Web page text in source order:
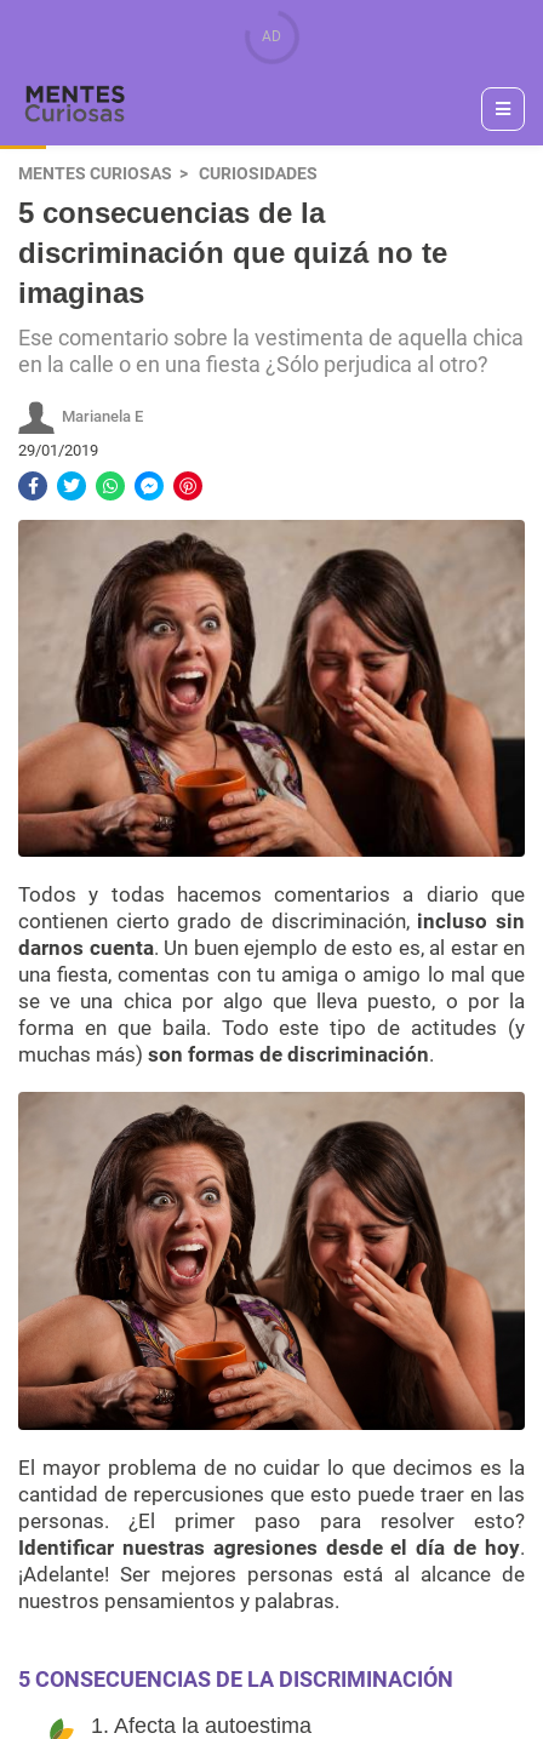
MENTES CURIOSAS CURIOSIDADES
5 consecuencias de la
discriminación que quizá no te
imaginas
Ese comentario sobre la vestimenta de aquella chica
en la calle o en una fiesta ¿Sólo perjudica al otro?
Marianela E
29/01/2019
Todos y todas hacemos comentarios a diario que
contienen cierto grado de discriminación,incluso sin
darnos cuenta. Un buen ejemplo de esto es, al estar en
una fiesta, comentas con tu amiga o amigo lo mal que
se ve una chica por algo que lleva puesto, o por la
forma en que baila. Todo este tipo de actitudes (y
muchas más) son formas de discriminación.
El mayor problema de no cuidar lo que decimos es la
cantidad de repercusiones que esto puede traer en las
personas. ¿El primer paso para resolver esto?
Identificar nuestras agresiones desde el día de hoy.
¡Adelante! Ser mejores personas está al alcance de
nuestros pensamientos y palabras.
5 CONSECUENCIAS DE LA DISCRIMINACIÓN
1. Afecta la autoestima